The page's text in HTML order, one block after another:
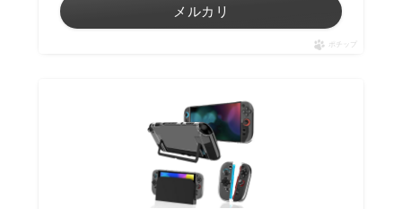
メルカリ
ポチップ